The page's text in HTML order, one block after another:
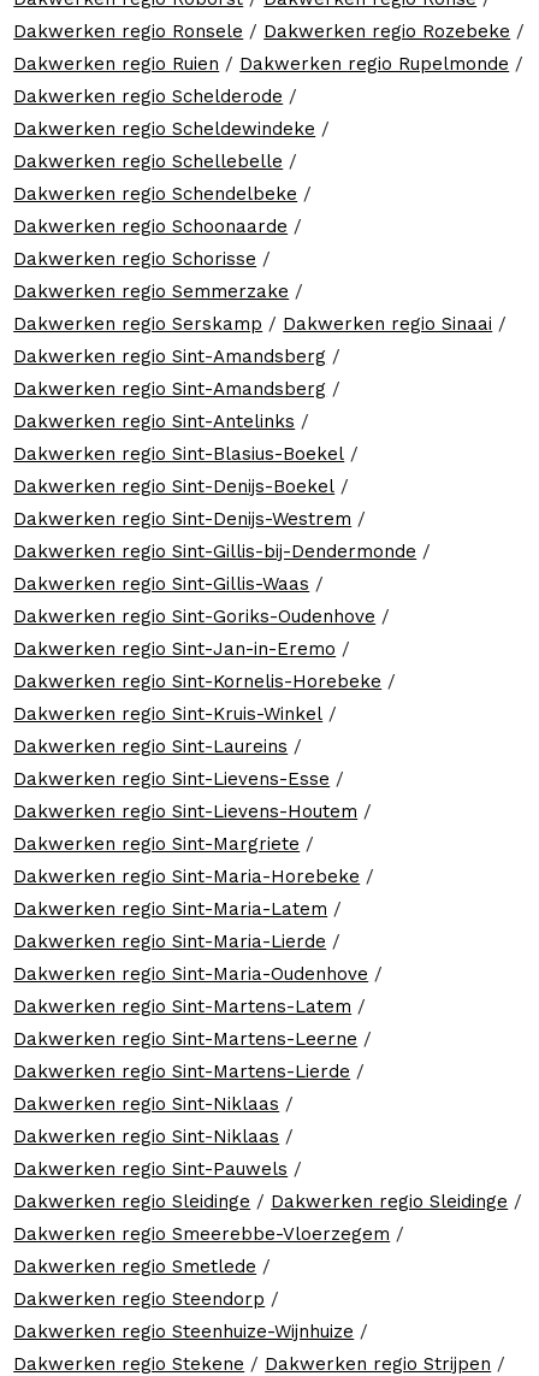
Dakwerken regio Ronsele / Dakwerken regio Rozebeke /
Dakwerken regio Ruien / Dakwerken regio Rupelmonde /
Dakwerken regio Schelderode /
Dakwerken regio Scheldewindeke /
Dakwerken regio Schellebelle /
Dakwerken regio Schendelbeke /
Dakwerken regio Schoonaarde /
Dakwerken regio Schorisse /
Dakwerken regio Semmerzake /
Dakwerken regio Serskamp / Dakwerken regio Sinaai /
Dakwerken regio Sint-Amandsberg /
Dakwerken regio Sint-Amandsberg /
Dakwerken regio Sint-Antelinks /
Dakwerken regio Sint-Blasius-Boekel /
Dakwerken regio Sint-Denijs-Boekel /
Dakwerken regio Sint-Denijs-Westrem /
Dakwerken regio Sint-Gillis-bij-Dendermonde /
Dakwerken regio Sint-Gillis-Waas /
Dakwerken regio Sint-Goriks-Oudenhove /
Dakwerken regio Sint-Jan-in-Eremo /
Dakwerken regio Sint-Kornelis-Horebeke /
Dakwerken regio Sint-Kruis-Winkel /
Dakwerken regio Sint-Laureins /
Dakwerken regio Sint-Lievens-Esse /
Dakwerken regio Sint-Lievens-Houtem /
Dakwerken regio Sint-Margriete /
Dakwerken regio Sint-Maria-Horebeke /
Dakwerken regio Sint-Maria-Latem /
Dakwerken regio Sint-Maria-Lierde /
Dakwerken regio Sint-Maria-Oudenhove /
Dakwerken regio Sint-Martens-Latem /
Dakwerken regio Sint-Martens-Leerne /
Dakwerken regio Sint-Martens-Lierde /
Dakwerken regio Sint-Niklaas /
Dakwerken regio Sint-Niklaas /
Dakwerken regio Sint-Pauwels /
Dakwerken regio Sleidinge / Dakwerken regio Sleidinge /
Dakwerken regio Smeerebbe-Vloerzegem /
Dakwerken regio Smetlede /
Dakwerken regio Steendorp /
Dakwerken regio Steenhuize-Wijnhuize /
Dakwerken regio Stekene / Dakwerken regio Strijpen /